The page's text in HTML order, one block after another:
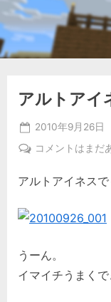
Skip
to
content
アルトアイ
Posted
on
2010年9月26日
ア
ト
イ
で
も
コメントはまだ
アルトアイネスで
うーん。
イマイチうまくで